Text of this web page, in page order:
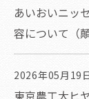
あいおいニッ
容について（
2026年05月19
東京農工大ヒ